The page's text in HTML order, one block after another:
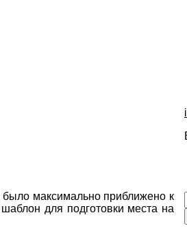
было максимально приближено к
для подготовки места на